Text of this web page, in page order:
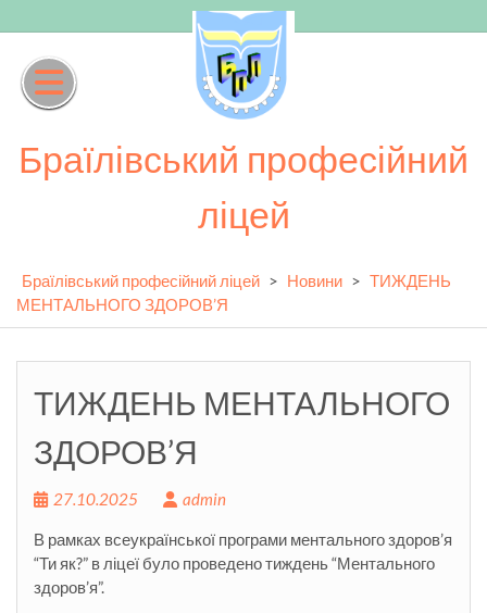
to
content
Браїлівський професійний
ліцей
Браїлівський професійний ліцей > Новини > ТИЖДЕНЬ
МЕНТАЛЬНОГО ЗДОРОВ’Я
ТИЖДЕНЬ МЕНТАЛЬНОГО
ЗДОРОВ’Я
27.10.2025 admin
В рамках всеукраїнської програми ментального здоров’я
“Ти як?” в ліцеї було проведено тиждень “Ментального
здоров’я”.